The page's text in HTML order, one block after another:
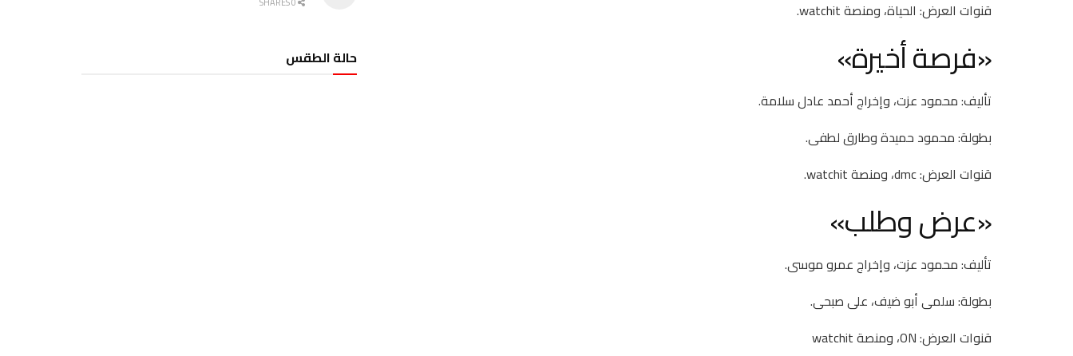
قنوات العرض: الحياة، ومنصة watchit.
«فرصة أخيرة»
تأليف: محمود عزت، وإخراج أحمد عادل سلامة.
بطولة: محمود حميدة وطارق لطفى.
قنوات العرض: dmc، ومنصة watchit.
«عرض وطلب»
تأليف: محمود عزت، وإخراج عمرو موسى.
بطولة: سلمى أبو ضيف، على صبحى.
قنوات العرض: ON، ومنصة watchit
حالة الطقس